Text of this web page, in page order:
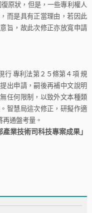
復原狀，但是，一些專利權人
而是具有正當理由，若因此
旨，故此次修正亦放寬申請
行 專利法第２５條第４項 規
出申請，嗣後再補中文說明
任何限制，以致外文本種類
智慧局這次修正，研擬作適
通盤考量。
業技術司科技專案成果」